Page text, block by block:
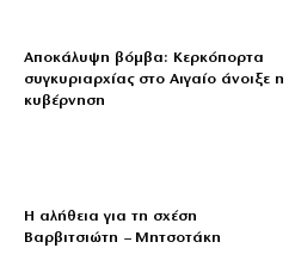
Αποκάλυψη βόμβα: Κερκόπορτα
συγκυριαρχίας στο Αιγαίο άνοιξε η
κυβέρνηση
Η αλήθεια για τη σχέση
Βαρβιτσιώτη – Μητσοτάκη